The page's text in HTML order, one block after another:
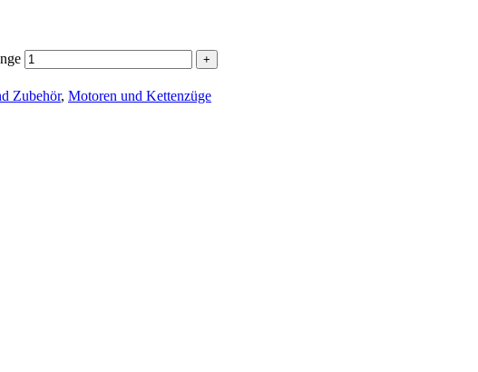
Zubehör, Motoren und Kettenzüge